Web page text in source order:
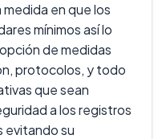
en que los
mínimos así lo
de medidas
protocolos, y todo
que sean
a los registros
evitando su